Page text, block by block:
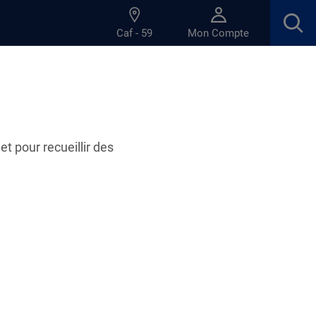
pour recueillir des
Caf - 59 Mon Compte